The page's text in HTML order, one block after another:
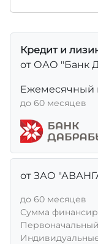
Кредит и
от ОАО "Банк
Ежемесячный
до 60 месяцев
от ЗАО
до 60 месяцев
Сумма
Первоначальный